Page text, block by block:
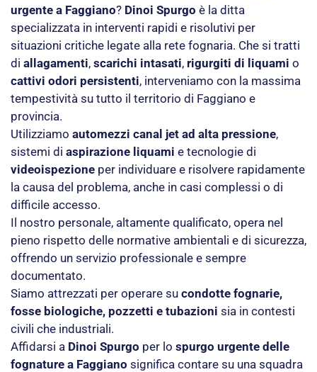
urgente a Faggiano? Dinoi Spurgo è la ditta
specializzata in interventi rapidi e risolutivi per
situazioni critiche legate alla rete fognaria. Che si tratti
di allagamenti, scarichi intasati, rigurgiti di liquami o
cattivi odori persistenti, interveniamo con la massima
tempestività su tutto il territorio di Faggiano e
provincia.
Utilizziamo automezzi canal jet ad alta pressione,
sistemi di aspirazione liquami e tecnologie di
videoispezione per individuare e risolvere rapidamente
la causa del problema, anche in casi complessi o di
difficile accesso.
Il nostro personale, altamente qualificato, opera nel
pieno rispetto delle normative ambientali e di sicurezza,
offrendo un servizio professionale e sempre
documentato.
Siamo attrezzati per operare su condotte fognarie,
fosse biologiche, pozzetti e tubazioni sia in contesti
civili che industriali.
Affidarsi a Dinoi Spurgo per lo spurgo urgente delle
fognature a Faggiano significa contare su una squadra